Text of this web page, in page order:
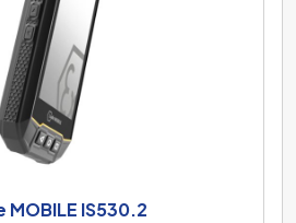
MOBILE IS530.2